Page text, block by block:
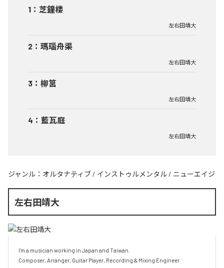
1 ： 芝鐘楼
左右田靖大
2 ： 瑪瑙舟渠
左右田靖大
3 ： 柳筥
左右田靖大
4 ： 藍瓦庭
左右田靖大
ジャンル： オルタナティブ / インストゥルメンタル / ニューエイジ
左右田靖大
I'm a musician working in Japan and Taiwan.
Composer, Arranger, Guitar Player, Recording & Mixing Engineer